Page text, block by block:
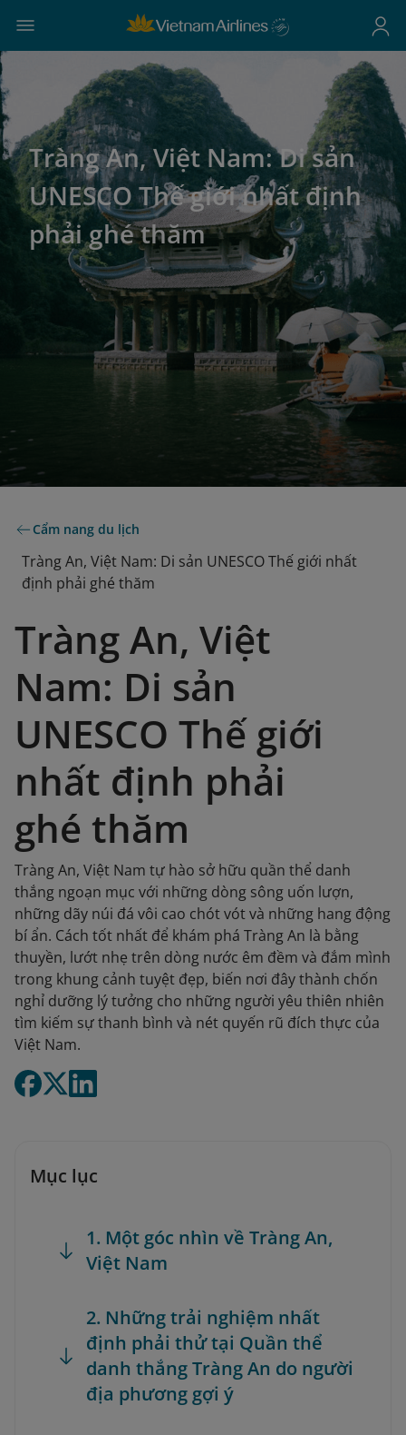
Tràng An, Việt Nam: Di sản
UNESCO Thế giới nhất định
phải ghé thăm
Cẩm nang du lịch
Tràng An, Việt Nam: Di sản UNESCO Thế giới nhất
định phải ghé thăm
Tràng An, Việt
Nam: Di sản
UNESCO Thế giới
nhất định phải
ghé thăm
Tràng An, Việt Nam tự hào sở hữu quần thể danh
thắng ngoạn mục với những dòng sông uốn lượn,
những dãy núi đá vôi cao chót vót và những hang động
bí ẩn. Cách tốt nhất để khám phá Tràng An là bằng
thuyền, lướt nhẹ trên dòng nước êm đềm và đắm mình
trong khung cảnh tuyệt đẹp, biến nơi đây thành chốn
nghỉ dưỡng lý tưởng cho những người yêu thiên nhiên
tìm kiếm sự thanh bình và nét quyến rũ đích thực của
Việt Nam.
Mục lục
1. Một góc nhìn về Tràng An,
Việt Nam
2. Những trải nghiệm nhất
định phải thử tại Quần thể
danh thắng Tràng An do người
địa phương gợi ý